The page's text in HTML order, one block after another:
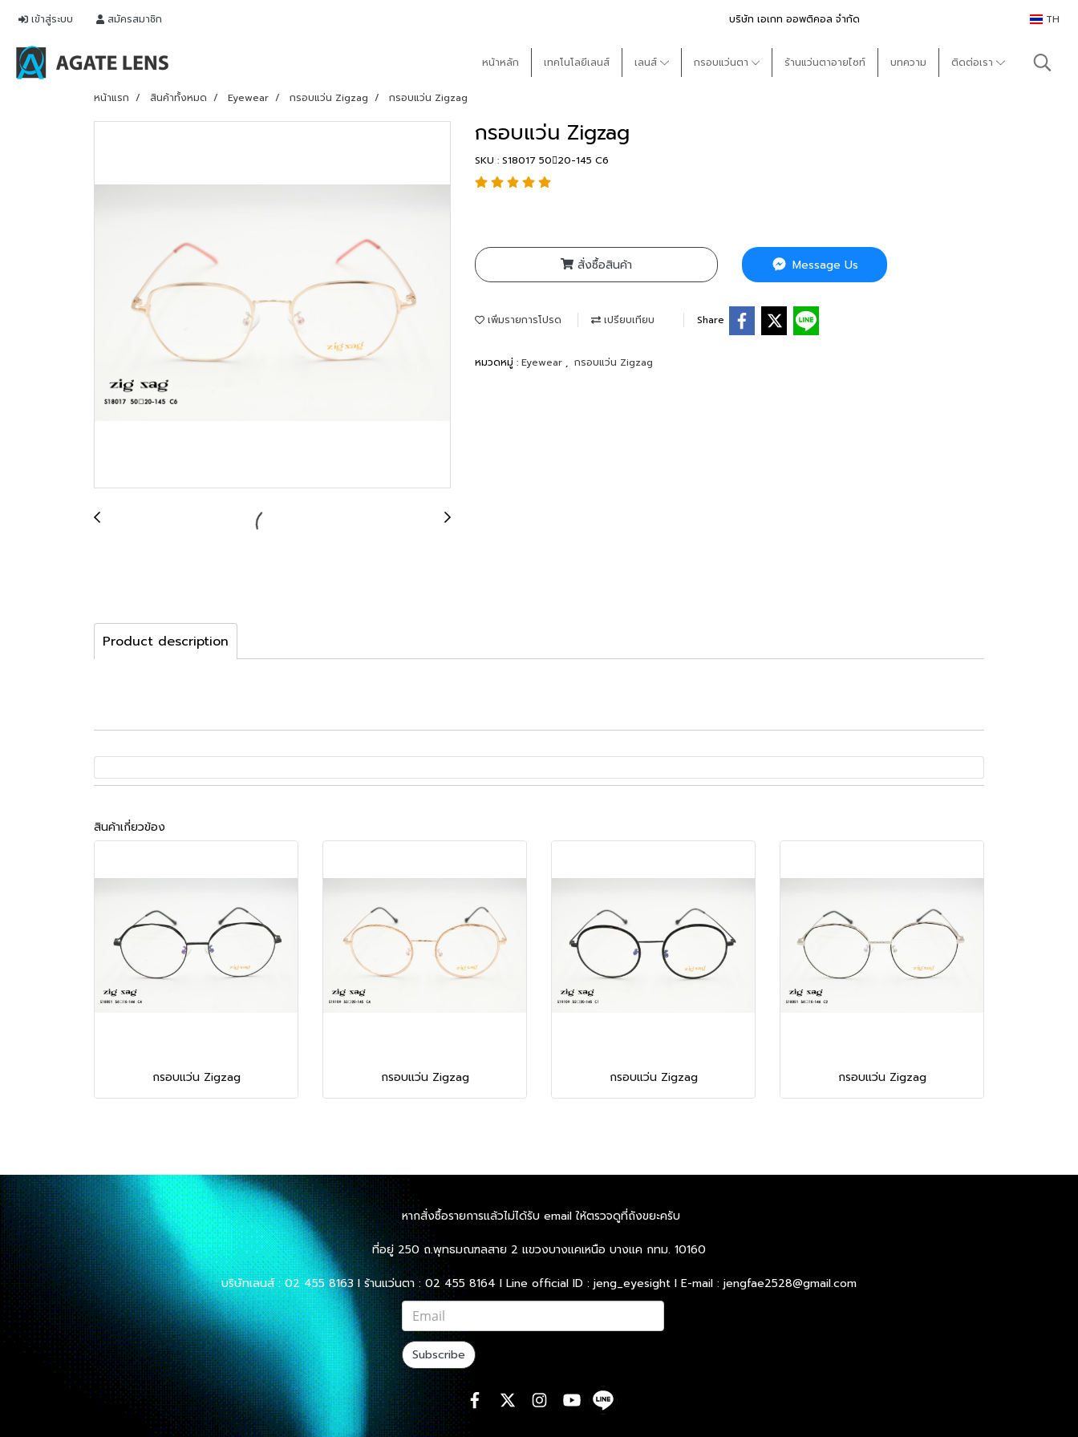
เข้าสู่ระบบ สมัครสมาชิก บริษัท เอเกท ออพติคอล จำกัด TH
หน้าหลัก เทคโนโลยีเลนส์ เลนส์ กรอบแว่นตา ร้านแว่นตาอายไซท์ บทความ ติดต่อเรา
หน้าแรก สินค้าทั้งหมด Eyewear กรอบแว่น Zigzag กรอบแว่น Zigzag
กรอบแว่น Zigzag
SKU : S18017 5020-145 C6
สั่งซื้อสินค้า Message Us
เพิ่มรายการโปรด เปรียบเทียบ Share
หมวดหมู่ : Eyewear , กรอบแว่น Zigzag
Product description
สินค้าเกี่ยวข้อง
กรอบแว่น Zigzag กรอบแว่น Zigzag กรอบแว่น Zigzag กรอบแว่น Zigzag
หากสั่งซื้อรายการแล้วไม่ได้รับ email ให้ตรวจดูที่ถังขยะครับ
ที่อยู่ 250 ถ.พุทธมณฑลสาย 2 แขวงบางแคเหนือ บางแค กทม. 10160
บริษัทเลนส์ : 02 455 8163 l ร้านแว่นตา : 02 455 8164 l Line official ID : jeng_eyesight l E-mail : jengfae2528@gmail.com
Subscribe